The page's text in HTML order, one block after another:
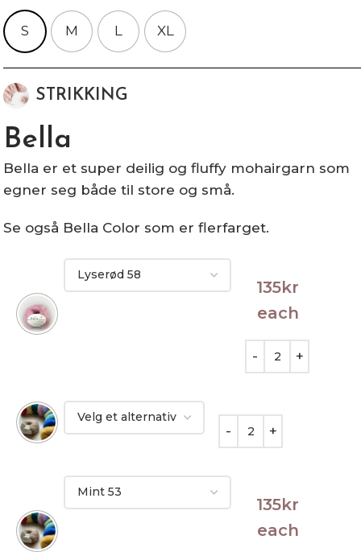
S M L XL
STRIKKING
Bella
Bella er et super deilig og fluffy mohairgarn som
egner seg både til store og små.
Se også Bella Color som er flerfarget.
135kr
each
135kr
each